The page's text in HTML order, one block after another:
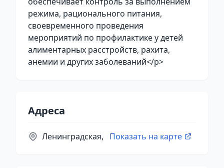
режима, рационального питания,
своевременного проведения
мероприятий по профилактике у детей
алиментарных расстройств, рахита,
анемии и других заболеваний</p>
Адреса
Ленинградская, Показать на карте